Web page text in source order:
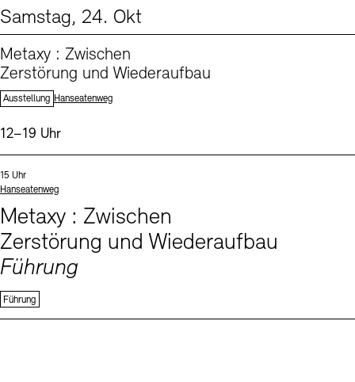
Samstag, 24. Okt
Metaxy : Zwischen
Zerstörung und Wiederaufbau
Ausstellung
Standort: Hanseatenweg
Uhrzeit:
12–19 Uhr
Uhrzeit:
15 Uhr
Standort
Hanseatenweg
Metaxy : Zwischen
Zerstörung und Wiederaufbau
Führung
Führung